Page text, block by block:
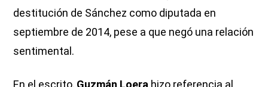
destitución de Sánchez como diputada en
septiembre de 2014, pese a que negó una relación
sentimental.
En el escrito, Guzmán Loera hizo referencia al